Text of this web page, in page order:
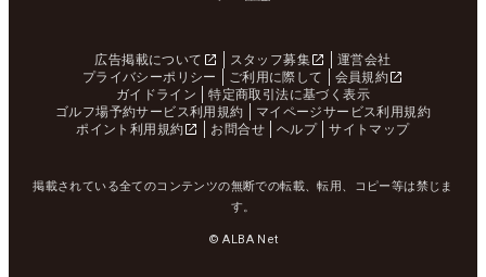
広告掲載について スタッフ募集
運営会社
プライバシーポリシー
ご利用に際して
会員規約
ガイドライン
特定商取引法に基づく表示
ゴルフ場予約サービス利用規約
マイページサービス利用規約
ポイント利用規約
お問合せ ヘルプ サイトマップ
掲載されている全てのコンテンツの無断での転載、転用、コピー等は禁じま
す。
© ALBA Net